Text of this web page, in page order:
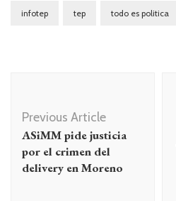
infotep tep todo es politica
entradas
Previous Article
ASiMM pide justicia
por el crimen del
delivery en Moreno